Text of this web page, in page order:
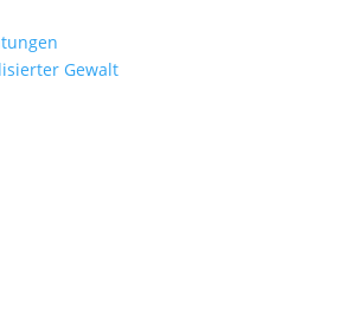
Gewalt